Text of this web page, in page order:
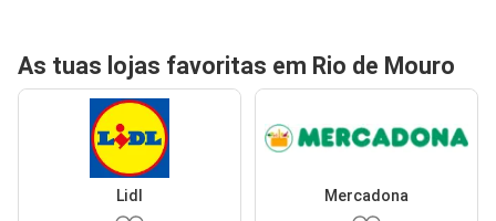
As tuas lojas favoritas em Rio de Mouro
Lidl Mercadona